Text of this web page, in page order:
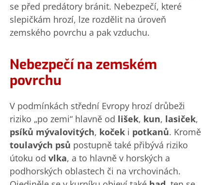
se před predátory bránit. Nebezpečí, které
slepičkám hrozí, lze rozdělit na úroveň
zemského povrchu a pak vzduchu.
Nebezpečí na zemském
povrchu
V podmínkách střední Evropy hrozí drůbeži
riziko „po zemi“ hlavně od lišek, kun, lasiček,
psíků mývalovitých, koček i potkanů. Kromě
toulavých psů postupně také přibývá riziko
útoku od vlka, a to hlavně v horských a
podhorských oblastech či na vrchovinách.